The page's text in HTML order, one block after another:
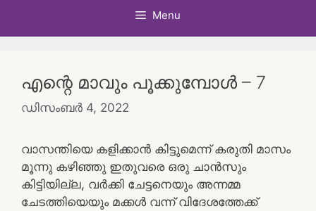
Menu
എന്റെ മാവും പൂക്കുമ്പോൾ – 7
ഡിസംബർ 4, 2022
വാസന്തിയെ കളിക്കാൻ കിട്ടുമെന്ന് കരുതി മാസം
മൂന്നു കഴിഞ്ഞു ഇതുവരെ ഒരു ചാൻസും
കിട്ടിയില്ല, വർക്കി ചേട്ടനെയും അന്നമ്മ
ചേടത്തിയെയും മക്കൾ വന്ന് വിദേശത്തേക്ക്